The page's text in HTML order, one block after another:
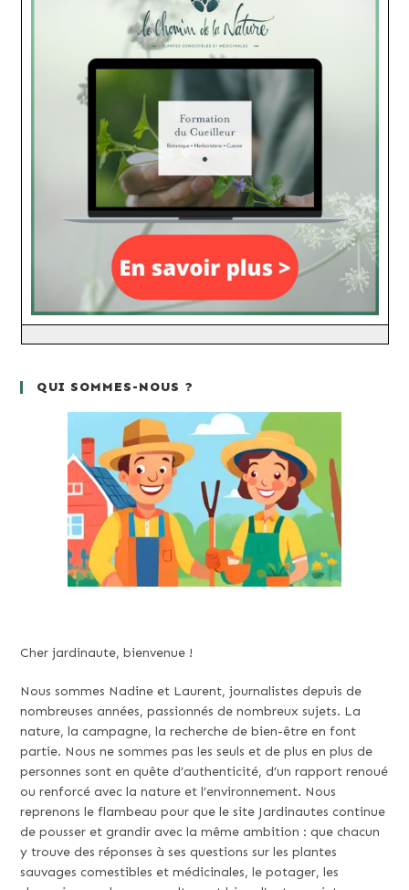
QUI SOMMES-NOUS ?
Cher jardinaute, bienvenue !
Nous sommes Nadine et Laurent, journalistes depuis de
nombreuses années, passionnés de nombreux sujets. La
nature, la campagne, la recherche de bien-être en font
partie. Nous ne sommes pas les seuls et de plus en plus de
personnes sont en quête d’authenticité, d’un rapport renoué
ou renforcé avec la nature et l’environnement. Nous
reprenons le flambeau pour que le site Jardinautes continue
de pousser et grandir avec la même ambition : que chacun
y trouve des réponses à ses questions sur les plantes
sauvages comestibles et médicinales, le potager, les